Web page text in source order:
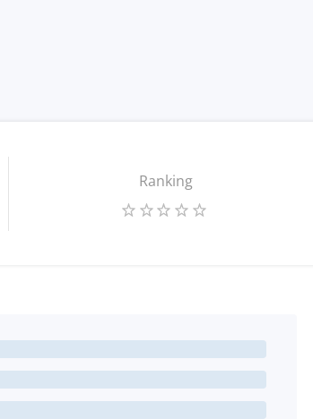
Ranking